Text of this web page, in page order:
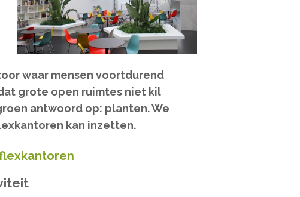
waar mensen voortdurend
grote open ruimtes niet kil
antwoord op: planten. We
kan inzetten.